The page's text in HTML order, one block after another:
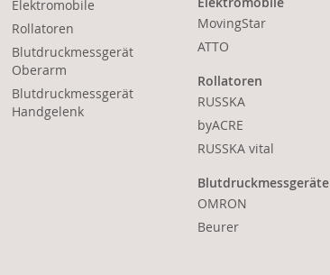
Elektromobile
Rollatoren
Blutdruckmessgerät
Oberarm
Blutdruckmessgerät
Handgelenk
MovingStar
ATTO
Rollatoren
RUSSKA
byACRE
RUSSKA vital
Blutdruckmessgeräte
OMRON
Beurer